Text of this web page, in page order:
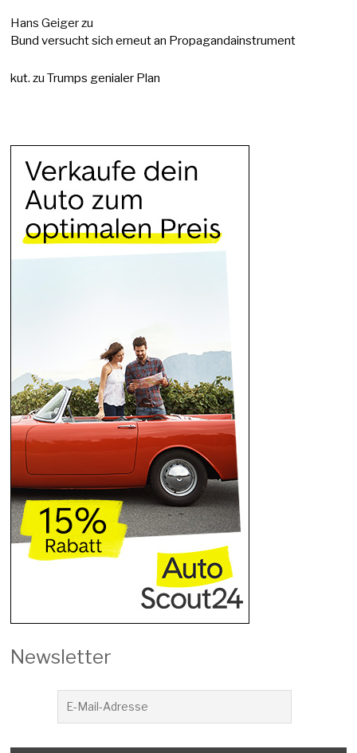
Hans Geigerzu
Bund versucht sich erneut an Propagandainstrument
kut. zuTrumps genialer Plan
Newsletter